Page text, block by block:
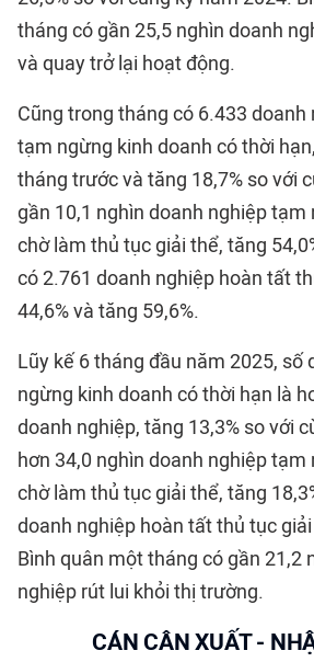
tháng có gần 25,5 nghìn doanh
và quay trở lại hoạt động.
Cũng trong tháng có 6.433 doanh
tạm ngừng kinh doanh có thời
tháng trước và tăng 18,7% so với
gần 10,1 nghìn doanh nghiệp tạm
chờ làm thủ tục giải thể, tăng
có 2.761 doanh nghiệp hoàn tất
44,6% và tăng 59,6%.
Lũy kế 6 tháng đầu năm 2025, số
ngừng kinh doanh có thời hạn là
doanh nghiệp, tăng 13,3% so với
hơn 34,0 nghìn doanh nghiệp
chờ làm thủ tục giải thể, tăng
doanh nghiệp hoàn tất thủ tục
Bình quân một tháng có gần 21,2
nghiệp rút lui khỏi thị trường.
CÁN CÂN XUẤT -